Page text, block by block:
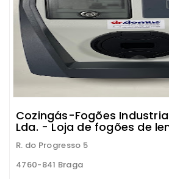
Cozingás-Fogões
Lda. - Loja de fogões de
R. do Progresso 5
4760-841 Braga